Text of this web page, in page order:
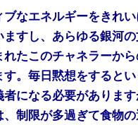
なエネルギーをきれ
すし、あらゆる銀河
たこのチャネラーか
。毎日黙想をすると
になる必要がありま
制限が多過ぎて食物